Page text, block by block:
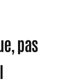
pas